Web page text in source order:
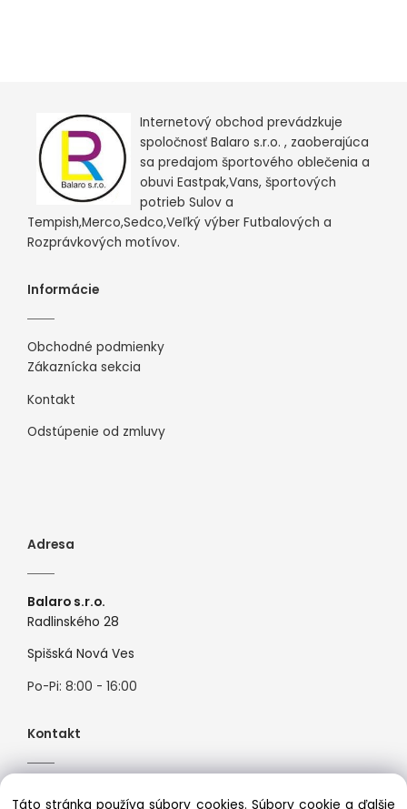
Internetový obchod prevádzkuje
spoločnosť Balaro s.r.o. , zaoberajúca
sa predajom športového oblečenia a
obuvi Eastpak,Vans, športových
potrieb Sulov a
Tempish,Merco,Sedco,Veľký výber Futbalových a
Rozprávkových motívov.
Informácie
Obchodné podmienky
Zákaznícka sekcia
Kontakt
Odstúpenie od zmluvy
Adresa
Balaro s.r.o.
Radlinského 28
Spišská Nová Ves
Po-Pi: 8:00 - 16:00
Kontakt
Táto stránka používa súbory cookies. Súbory cookie a ďalšie